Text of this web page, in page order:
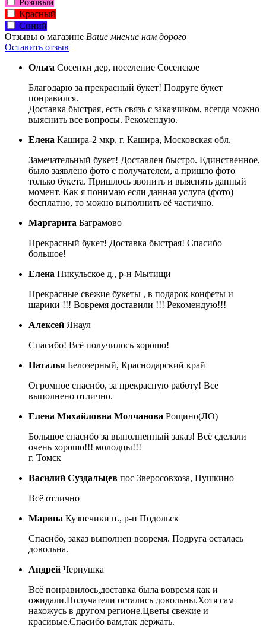
Розовый
Красный
Синий
Отзывы о магазине Ваше мнение нам дорого
Оставить отзыв
Ольга Сосенки дер, поселение Сосенское
Благодарю за прекрасный букет! Подруге букет
понравился.
Доставка быстрая, есть связь с заказчиком, всегда можно
выяснить все вопросы. Рекомендую.
Елена Кашира-2 мкр, г. Кашира, Московская обл.
Замечательный букет! Доставлен быстро. Единственное,
было заявлено фото с получателем, а пришло фото
только букета. Пришлось звонить и выяснять данный
момент. Как я понимаю если данная услуга (фото)
бесплатно, то можно выполнить её частично.
Маргарита Баграмово
Прекрасный букет! Доставка быстрая! Спасибо
большое!
Елена Никульское д., р-н Мытищи
Прекрасные свежие букеты , в подарок конфеты и
шарики !!! Вовремя доставили !!! Рекомендую!!!
Алексей Янаул
Спасибо! Всё получилось хорошо!
Наталья Белозерный, Краснодарский край
Огромное спасибо, за прекрасную работу! Все
выполнено отлично.
Елена Михайловна Молчанова Рощино(ЛО)
Большое спасибо за выполненный заказ! Всё сделали
очень хорошо!!! молодцы!!!
г. Томск
Василий Суздальцев пос Зверосовхоза, Пушкино
Всё отлично
Марина Кузнечики п., р-н Подольск
Спасибо, заказ выполнен вовремя. Подруга осталась
довольна.
Андрей Чернушка
Всё понравилось,доставка была вовремя как и
ожидали.Получатели остались довольны.Хотя сам
нахожусь в другом регионе.Цветы свежие и
красивые.Спасибо вам,так держать.